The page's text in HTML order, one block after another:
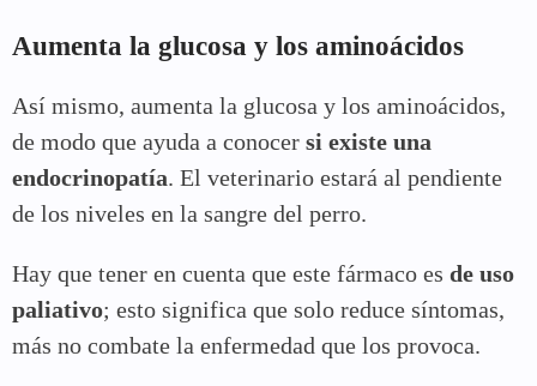
Aumenta la glucosa y los aminoácidos
Así mismo, aumenta la glucosa y los aminoácidos,
de modo que ayuda a conocer si existe una
endocrinopatía. El veterinario estará al pendiente
de los niveles en la sangre del perro.
Hay que tener en cuenta que este fármaco es de uso
paliativo; esto significa que solo reduce síntomas,
más no combate la enfermedad que los provoca.